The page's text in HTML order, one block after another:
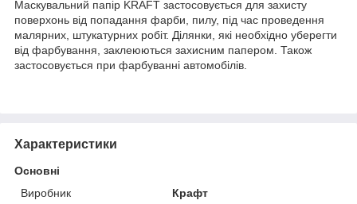
Маскувальний папір KRAFT застосовується для захисту
поверхонь від попадання фарби, пилу, під час проведення
малярних, штукатурних робіт. Ділянки, які необхідно уберегти
від фарбування, заклеюються захисним папером. Також
застосовується при фарбуванні автомобілів.
Характеристики
Основні
Виробник
Крафт